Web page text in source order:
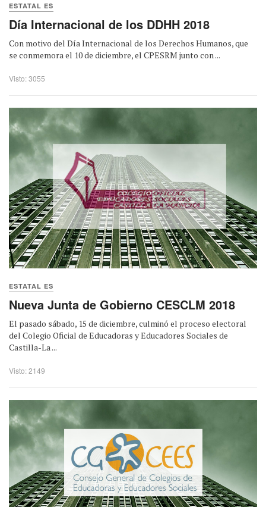
ESTATAL ES
Día Internacional de los DDHH 2018
Con motivo del Día Internacional de los Derechos Humanos, que
se conmemora el 10 de diciembre, el CPESRM junto con ...
Visto: 3055
ESTATAL ES
Nueva Junta de Gobierno CESCLM 2018
El pasado sábado, 15 de diciembre, culminó el proceso electoral
del Colegio Oficial de Educadoras y Educadores Sociales de
Castilla-La ...
Visto: 2149